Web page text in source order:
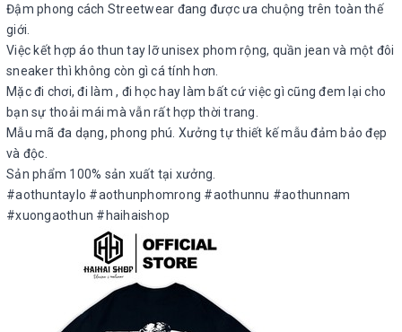
Đậm phong cách Streetwear đang được ưa chuộng trên toàn thế
giới.
Việc kết hợp áo thun tay lỡ unisex phom rộng, quần jean và một đôi
sneaker thì không còn gì cá tính hơn.
Mặc đi chơi, đi làm , đi học hay làm bất cứ việc gì cũng đem lại cho
bạn sự thoải mái mà vẫn rất hợp thời trang.
Mẫu mã đa dạng, phong phú. Xưởng tự thiết kế mẫu đảm bảo đẹp
và độc.
Sản phẩm 100% sản xuất tại xưởng.
#aothuntaylo #aothunphomrong #aothunnu #aothunnam
#xuongaothun #haihaishop